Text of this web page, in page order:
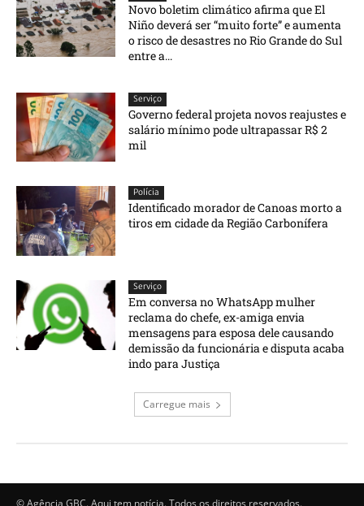
Novo boletim climático afirma que El
Niño deverá ser “muito forte” e aumenta
o risco de desastres no Rio Grande do Sul
entre a...
Serviço
Governo federal projeta novos reajustes e
salário mínimo pode ultrapassar R$ 2
mil
Polícia
Identificado morador de Canoas morto a
tiros em cidade da Região Carbonífera
Serviço
Em conversa no WhatsApp mulher
reclama do chefe, ex-amiga envia
mensagens para esposa dele causando
demissão da funcionária e disputa acaba
indo para Justiça
Carregue mais